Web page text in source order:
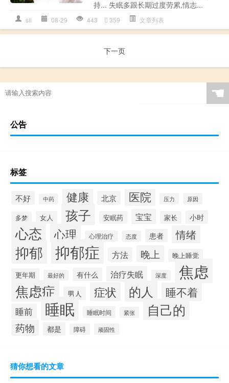
持... 失眠多跟长期过度劳累,情志...
sll 08-29 443 359 文章列表
下一页
☚
公告
标签
不好 中药 健康 北京 医院 压力 原因
多梦 女人 孩子 安眠药 宝宝 家长 小时
心态 心理 心理治疗 态度 患者 情绪
抑郁 抑郁症 方法 晚上
晚上睡觉
更年期
最好的 有什么 治疗失眠 深度 焦虑
焦虑症 男人 症状 的人 睡不着
睡前 睡眠 睡眠时间 紧张 自己的
药物 都是 障碍 顽固性
猜你想看的文章